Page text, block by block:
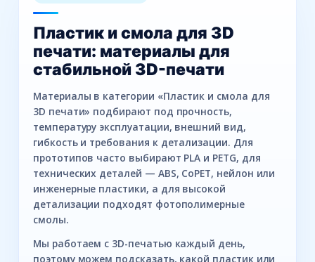
Пластик и смола для 3D
печати: материалы для
стабильной 3D-печати
Материалы в категории «Пластик и смола для
3D печати» подбирают под прочность,
температуру эксплуатации, внешний вид,
гибкость и требования к детализации. Для
прототипов часто выбирают PLA и PETG, для
технических деталей — ABS, CoPET, нейлон или
инженерные пластики, а для высокой
детализации подходят фотополимерные
смолы.
Мы работаем с 3D-печатью каждый день,
поэтому можем подсказать, какой пластик или